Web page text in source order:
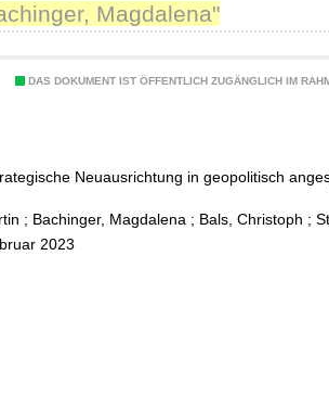
Magdalena"
DAS DOKUMENT IST ÖFFENTLICH ZUGÄNGLICH IM
Neuausrichtung in geopolitisch
; Bachinger, Magdalena ; Bals, Christoph ;
2023